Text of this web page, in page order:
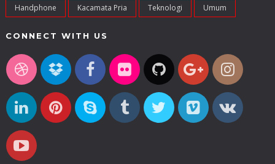
Handphone Kacamata Pria Teknologi Umum
CONNECT WITH US